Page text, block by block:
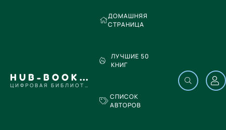
HUB-BOOKS.COM
ЦИФРОВАЯ БИБЛИОТЕКА
ДОМАШНЯЯ
СТРАНИЦА
ЛУЧШИЕ 50
КНИГ
СПИСОК
АВТОРОВ